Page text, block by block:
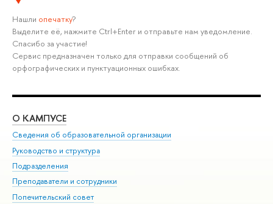
Нашли опечатку?
Выделите её, нажмите Ctrl+Enter и отправьте нам уведомление.
Спасибо за участие!
Сервис предназначен только для отправки сообщений об
орфографических и пунктуационных ошибках.
О КАМПУСЕ
Сведения об образовательной организации
Руководство и структура
Подразделения
Преподаватели и сотрудники
Попечительский совет